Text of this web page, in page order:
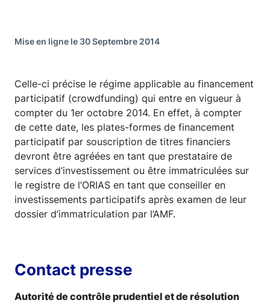
Mise en ligne le 30 Septembre 2014
Celle-ci précise le régime applicable au financement
participatif (crowdfunding) qui entre en vigueur à
compter du 1er octobre 2014. En effet, à compter
de cette date, les plates-formes de financement
participatif par souscription de titres financiers
devront être agréées en tant que prestataire de
services d’investissement ou être immatriculées sur
le registre de l’ORIAS en tant que conseiller en
investissements participatifs après examen de leur
dossier d’immatriculation par l’AMF.
Contact presse
Autorité de contrôle prudentiel et de résolution